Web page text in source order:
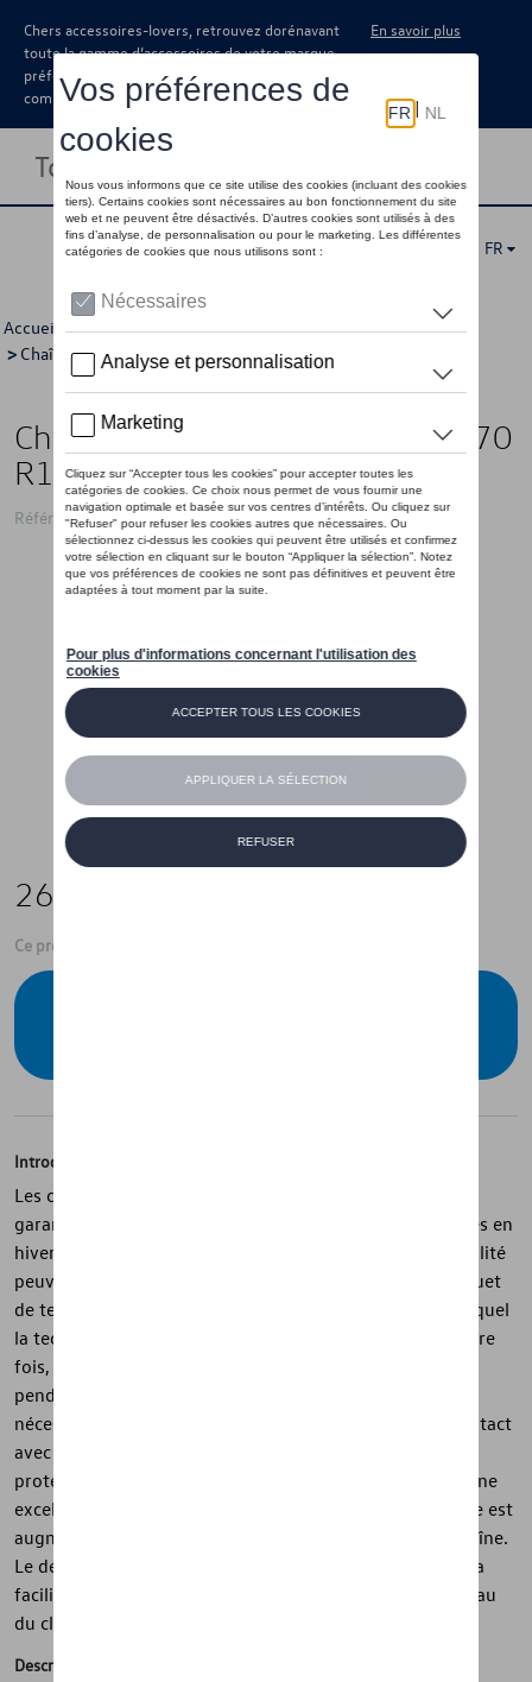
Chers accessoires-lovers, retrouvez dorénavant
toute la gamme d’accessoires de votre marque
préférée sous forme de catalogue à
commander auprès de votre concessionaire.
En savoir plus
Toggle navigation
FR
Accueil >Catalogue Volkswagen >Jantes et roues
> Chaînes à neige et chausettes à neige > Détail
Chaîne à neige, VUS servo, 235/70
R17
Référence: 000091387BB
265,00 €
Ce produit n'est actuellement pas de stock
Introduction
Les chaînes à neige Volkswagen d'origine Servo SUV
garantissent une adhérence sûre sur les routes enneigées en
hiver. Les chaînes de montage stationnaire de haute qualité
peuvent être montées rapidement et facilement. Le cliquet
de tension automatique de dernière génération, dans lequel
la technologie brevetée Servo est utilisée pour la première
fois, garantit une tension de chaîne précise et uniforme
pendant la conduite. La retension manuelle n'est plus
nécessaire. Toutes les pièces externes qui entrent en contact
avec la roue sont enfermées dans du plastique pour les
protéger. Alors que le maillage serré de la chaîne offre une
excellente adhérence, la durée de vie de la chaîne à neige est
augmentée grâce à la réversibilité des maillons de la chaîne.
Le démontage est à la fois très simple et fluide grâce à la
facilité de déblocage du système de verrouillage au niveau
du cliquet.
Description